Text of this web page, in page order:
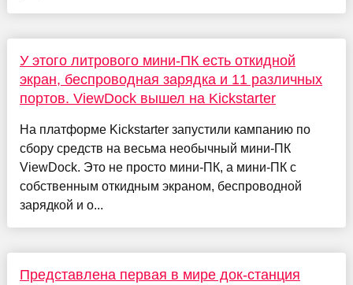
У этого литрового мини-ПК есть откидной
экран, беспроводная зарядка и 11 различных
портов. ViewDock вышел на Kickstarter
На платформе Kickstarter запустили кампанию по
сбору средств на весьма необычный мини-ПК
ViewDock. Это не просто мини-ПК, а мини-ПК с
собственным откидным экраном, беспроводной
зарядкой и о...
Представлена первая в мире док‑станция